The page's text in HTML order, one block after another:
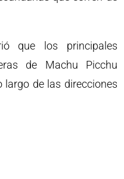
que los principales
de Machu Picchu
largo de las direcciones